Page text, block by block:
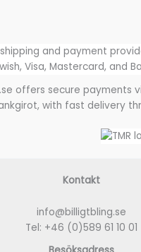
offers secure payments
with fast delivery
Kontakt
info@billigtbling.se
Tel: +46 (0)589 61 10 01